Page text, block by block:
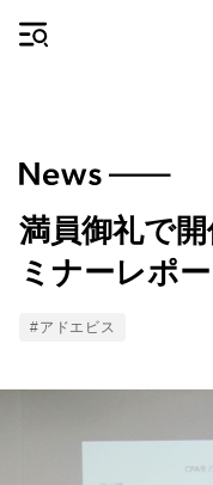
満員御礼で
ミナーレポー
Tags
#アドエビス